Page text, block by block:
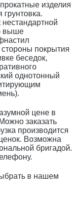
изделия
выше
стороны покрытия
беседок,
однотонный
цене в
заказать
производится
Возможна
бригадой.
в нашем